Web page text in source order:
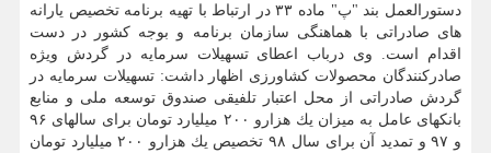
دستورالعمل بند "پ" ماده ۳۳ در ارتباط با تهیه برنامه تخصیص یارانه
های صادراتی با هماهنگی سازمان برنامه و بوجه كشور در دست
اقدام است. وی درباب اعطای تسهیلات سرمایه در گردش ویژه
صادركنندگان محصولات كشاورزی اظهار داشت: تسهیلات سرمایه در
گردش صادراتی از محل اعتبار تلفیقی صندوق توسعه ملی و منابع
بانكهای عامل به میزان یك هزارو ۲۰۰ میلیارد تومان برای سالهای ۹۶
و ۹۷ و تمدید آن برای سال ۹۸ تخصیص یك هزارو ۲۰۰ میلیارد تومان